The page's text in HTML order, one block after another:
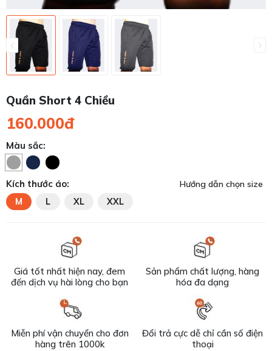
Quần Short 4 Chiều
160.000đ
Màu sắc:
Kích thước áo: Hướng dẫn chọn size
M L XL XXL
Giá tốt nhất hiện nay, đem
đến dịch vụ hài lòng cho bạn
Sản phẩm chất lượng, hàng
hóa đa dạng
Miễn phí vận chuyển cho đơn
hàng trên 1000k
Đổi trả cực dễ chỉ cần số điện
thoại